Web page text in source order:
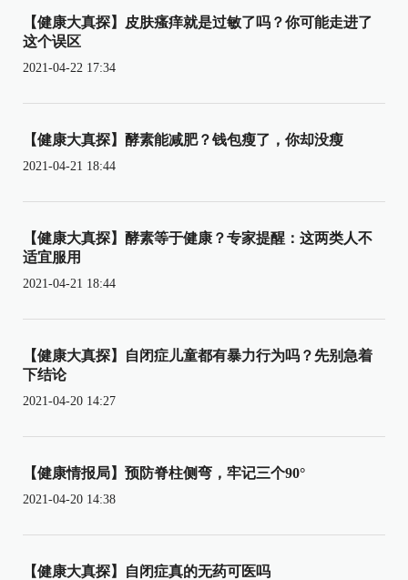
【健康大真探】皮肤瘙痒就是过敏了吗？你可能走进了
这个误区
2021-04-22 17:34
【健康大真探】酵素能减肥？钱包瘦了，你却没瘦
2021-04-21 18:44
【健康大真探】酵素等于健康？专家提醒：这两类人不
适宜服用
2021-04-21 18:44
【健康大真探】自闭症儿童都有暴力行为吗？先别急着
下结论
2021-04-20 14:27
【健康情报局】预防脊柱侧弯，牢记三个90°
2021-04-20 14:38
【健康大真探】自闭症真的无药可医吗